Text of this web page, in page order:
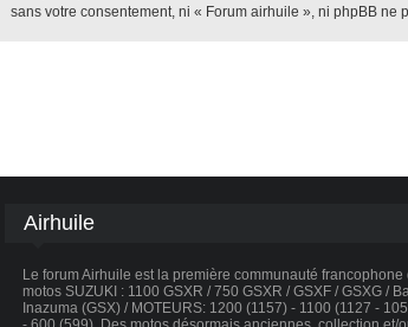
sans votre consentement, ni « Forum airhuile », ni phpBB
Airhuile
Le forum Airhuile est la première communauté
motos SUZUKI : 1100 GSXR / 750 GSXR / GSXF / GSXG /
Inazuma (GSX) / MOTEURS: 1200 (1157) - 1100 (1127 -